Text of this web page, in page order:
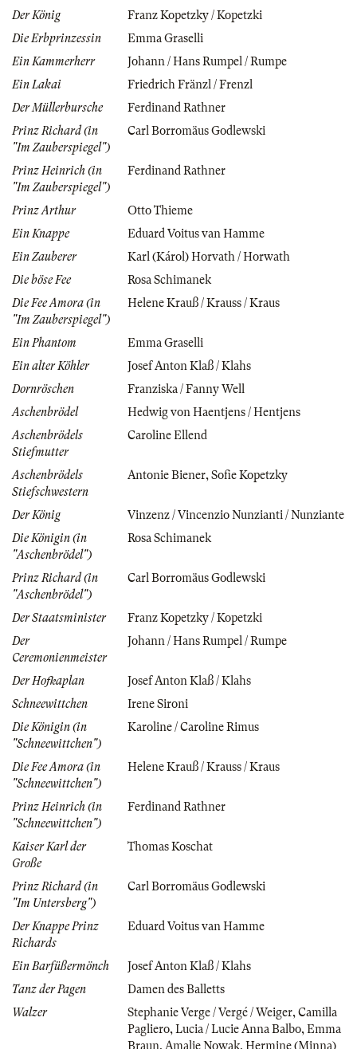
Der König
Franz Kopetzky / Kopetzki
Die Erbprinzessin
Emma Graselli
Ein Kammerherr
Johann / Hans Rumpel / Rumpe
Ein Lakai
Friedrich Fränzl / Frenzl
Der Müllerbursche
Ferdinand Rathner
Prinz Richard (in
"Im Zauberspiegel")
Carl Borromäus Godlewski
Prinz Heinrich (in
"Im Zauberspiegel")
Ferdinand Rathner
Prinz Arthur
Otto Thieme
Ein Knappe
Eduard Voitus van Hamme
Ein Zauberer
Karl (Károl) Horvath / Horwath
Die böse Fee
Rosa Schimanek
Die Fee Amora (in
"Im Zauberspiegel")
Helene Krauß / Krauss / Kraus
Ein Phantom
Emma Graselli
Ein alter Köhler
Josef Anton Klaß / Klahs
Dornröschen
Franziska / Fanny Well
Aschenbrödel
Hedwig von Haentjens / Hentjens
Aschenbrödels
Stiefmutter
Caroline Ellend
Aschenbrödels
Stiefschwestern
Antonie Biener,Sofie Kopetzky
Der König
Vinzenz / Vincenzio Nunzianti / Nunziante
Die Königin (in
"Aschenbrödel")
Rosa Schimanek
Prinz Richard (in
"Aschenbrödel")
Carl Borromäus Godlewski
Der Staatsminister
Franz Kopetzky / Kopetzki
Der
Ceremonienmeister
Johann / Hans Rumpel / Rumpe
Der Hofkaplan
Josef Anton Klaß / Klahs
Schneewittchen
Irene Sironi
Die Königin (in
"Schneewittchen")
Karoline / Caroline Rimus
Die Fee Amora (in
"Schneewittchen")
Helene Krauß / Krauss / Kraus
Prinz Heinrich (in
"Schneewittchen")
Ferdinand Rathner
Kaiser Karl der
Große
Thomas Koschat
Prinz Richard (in
"Im Untersberg")
Carl Borromäus Godlewski
Der Knappe Prinz
Richards
Eduard Voitus van Hamme
Ein Barfüßermönch
Josef Anton Klaß / Klahs
Tanz der Pagen
Damen des Balletts
Walzer
Stephanie Verge / Vergé / Weiger,Camilla
Pagliero,Lucia / Lucie Anna Balbo,Emma
Braun, Amalie Nowak, Hermine (Minna)